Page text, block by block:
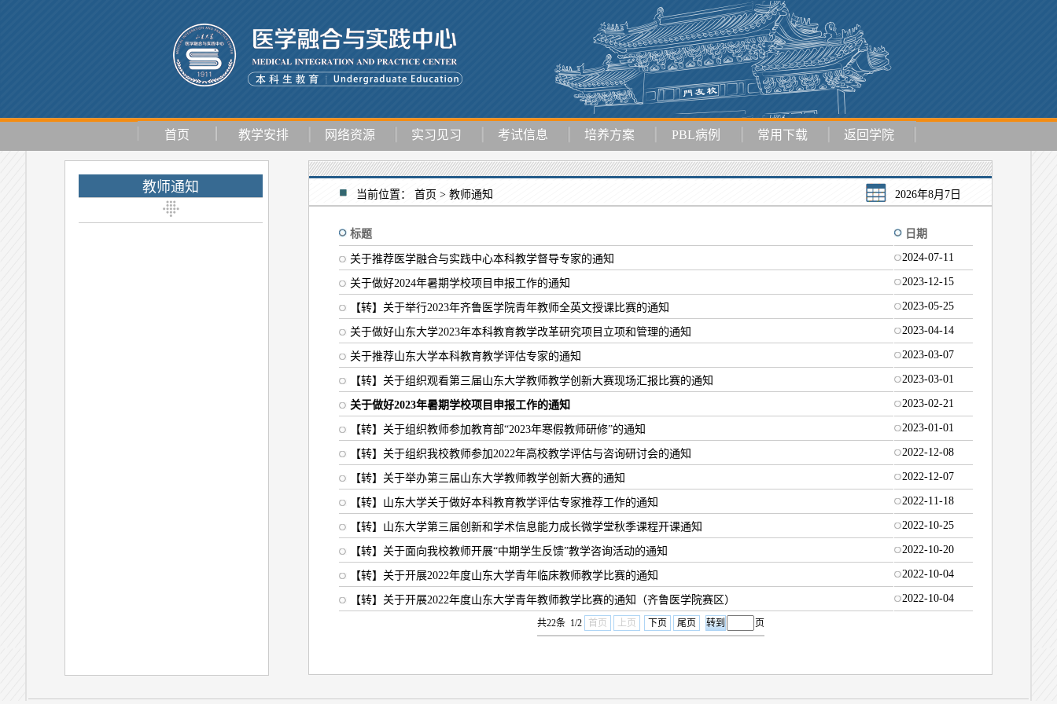
首页 教学安排 网络资源 实习见习 考试信息 培养方案 PBL病例 常用下载 返回学院
教师通知 当前位置： 首页 > 教师通知 2026年8月7日
标题 日期
关于推荐医学融合与实践中心本科教学督导专家的通知 2024-07-11
关于做好2024年暑期学校项目申报工作的通知 2023-12-15
【转】关于举行2023年齐鲁医学院青年教师全英文授课比赛的通知 2023-05-25
关于做好山东大学2023年本科教育教学改革研究项目立项和管理的通知 2023-04-14
关于推荐山东大学本科教育教学评估专家的通知 2023-03-07
【转】关于组织观看第三届山东大学教师教学创新大赛现场汇报比赛的通知 2023-03-01
关于做好2023年暑期学校项目申报工作的通知 2023-02-21
【转】关于组织教师参加教育部“2023年寒假教师研修”的通知 2023-01-01
【转】关于组织我校教师参加2022年高校教学评估与咨询研讨会的通知 2022-12-08
【转】关于举办第三届山东大学教师教学创新大赛的通知 2022-12-07
【转】山东大学关于做好本科教育教学评估专家推荐工作的通知 2022-11-18
【转】山东大学第三届创新和学术信息能力成长微学堂秋季课程开课通知 2022-10-25
【转】关于面向我校教师开展“中期学生反馈”教学咨询活动的通知 2022-10-20
【转】关于开展2022年度山东大学青年临床教师教学比赛的通知 2022-10-04
【转】关于开展2022年度山东大学青年教师教学比赛的通知（齐鲁医学院赛区） 2022-10-04
共22条 1/2 首页 上页 下页 尾页 页